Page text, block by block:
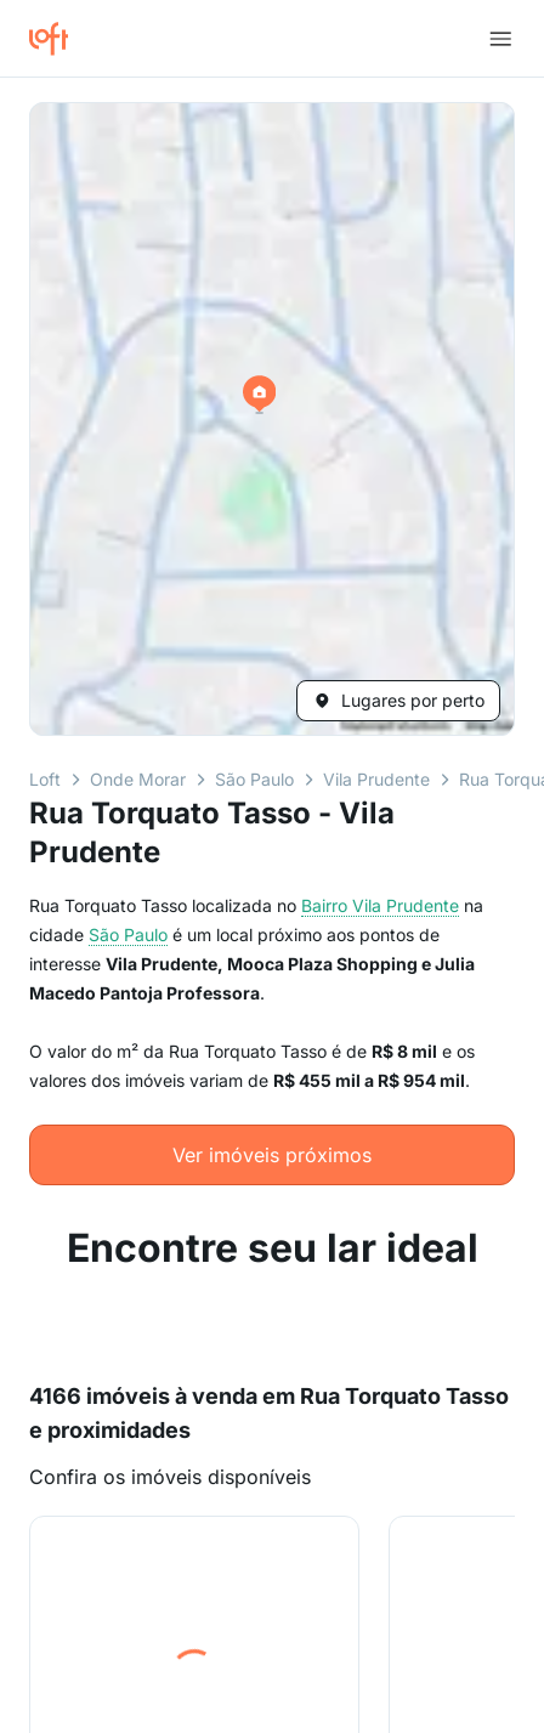
Lugares por perto
Loft Onde Morar São Paulo Vila Prudente Rua
Rua Torquato Tasso - Vila
Prudente
Rua Torquato Tasso localizada no Bairro Vila Prudente na
cidade São Paulo é um local próximo aos pontos de
interesse Vila Prudente, Mooca Plaza Shopping e Julia
Macedo Pantoja Professora.
O valor do m² da Rua Torquato Tasso é de R$ 8 mil e os
valores dos imóveis variam de R$ 455 mil a R$ 954 mil.
Ver imóveis próximos
Encontre seu lar ideal
4166 imóveis à venda em Rua Torquato Tasso
e proximidades
Confira os imóveis disponíveis